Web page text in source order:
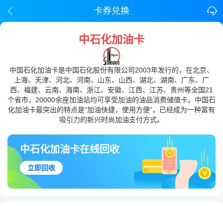
卡券兑换
中石化加油卡
中国石化加油卡是中国石化股份有限公司2003年发行的，在北京、
上海、天津、河北、河南、山东、山西、湖北、湖南、广东、广
西、福建、云南、海南、浙江、安徽、江西、江苏、贵州等全国21
个省市，20000余座加油站均可享受加油的油品消费储值卡。中国石
化加油卡最突出的特点是“加油快捷，使用方便”，已经成为一种富有
吸引力的新兴时尚加油支付方式。
中石化加油卡在线回收
立即回收